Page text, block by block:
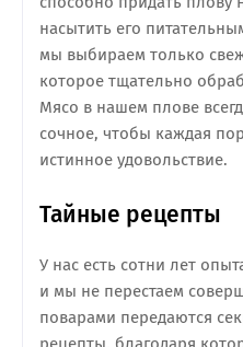
насытить его
мы выбираем только
которое тщательно
Мясо в нашем плове
сочное, чтобы каждая
истинное удовольствие.
Тайные рецепты
У нас есть сотни лет
и мы не перестаем
поварами передаются